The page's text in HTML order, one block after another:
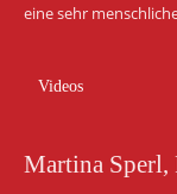
eine sehr
Videos
Martina Sperl,